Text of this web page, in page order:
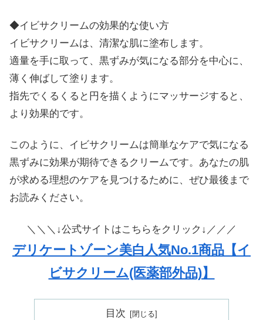
◆イビサクリームの効果的な使い方
イビサクリームは、清潔な肌に塗布します。
適量を手に取って、黒ずみが気になる部分を中心に、
薄く伸ばして塗ります。
指先でくるくると円を描くようにマッサージすると、
より効果的です。
このように、イビサクリームは簡単なケアで気になる
黒ずみに効果が期待できるクリームです。あなたの肌
が求める理想のケアを見つけるために、ぜひ最後まで
お読みください。
＼＼＼↓公式サイトはこちらをクリック↓／／／
デリケートゾーン美白人気No.1商品【イ
ビサクリーム(医薬部外品)】
目次